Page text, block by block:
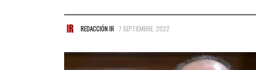
REDACCIÓN IR 7 SEPTIEMBRE, 2022